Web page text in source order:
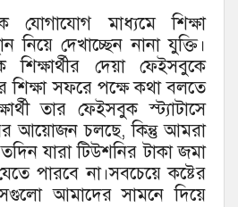
যোগাযোগ মাধ্যমে শিক্ষা
নিয়ে দেখাচ্ছেন নানা যুক্তি।
শিক্ষার্থীর দেয়া ফেইসবুকে
শিক্ষা সফরে পক্ষে কথা বলতে
তার ফেইসবুক স্ট্যাটাসে
আয়োজন চলছে, কিন্তু আমরা
যারা টিউশনির টাকা জমা
পারবে না।সবচেয়ে কষ্টের
আমাদের সামনে দিয়ে